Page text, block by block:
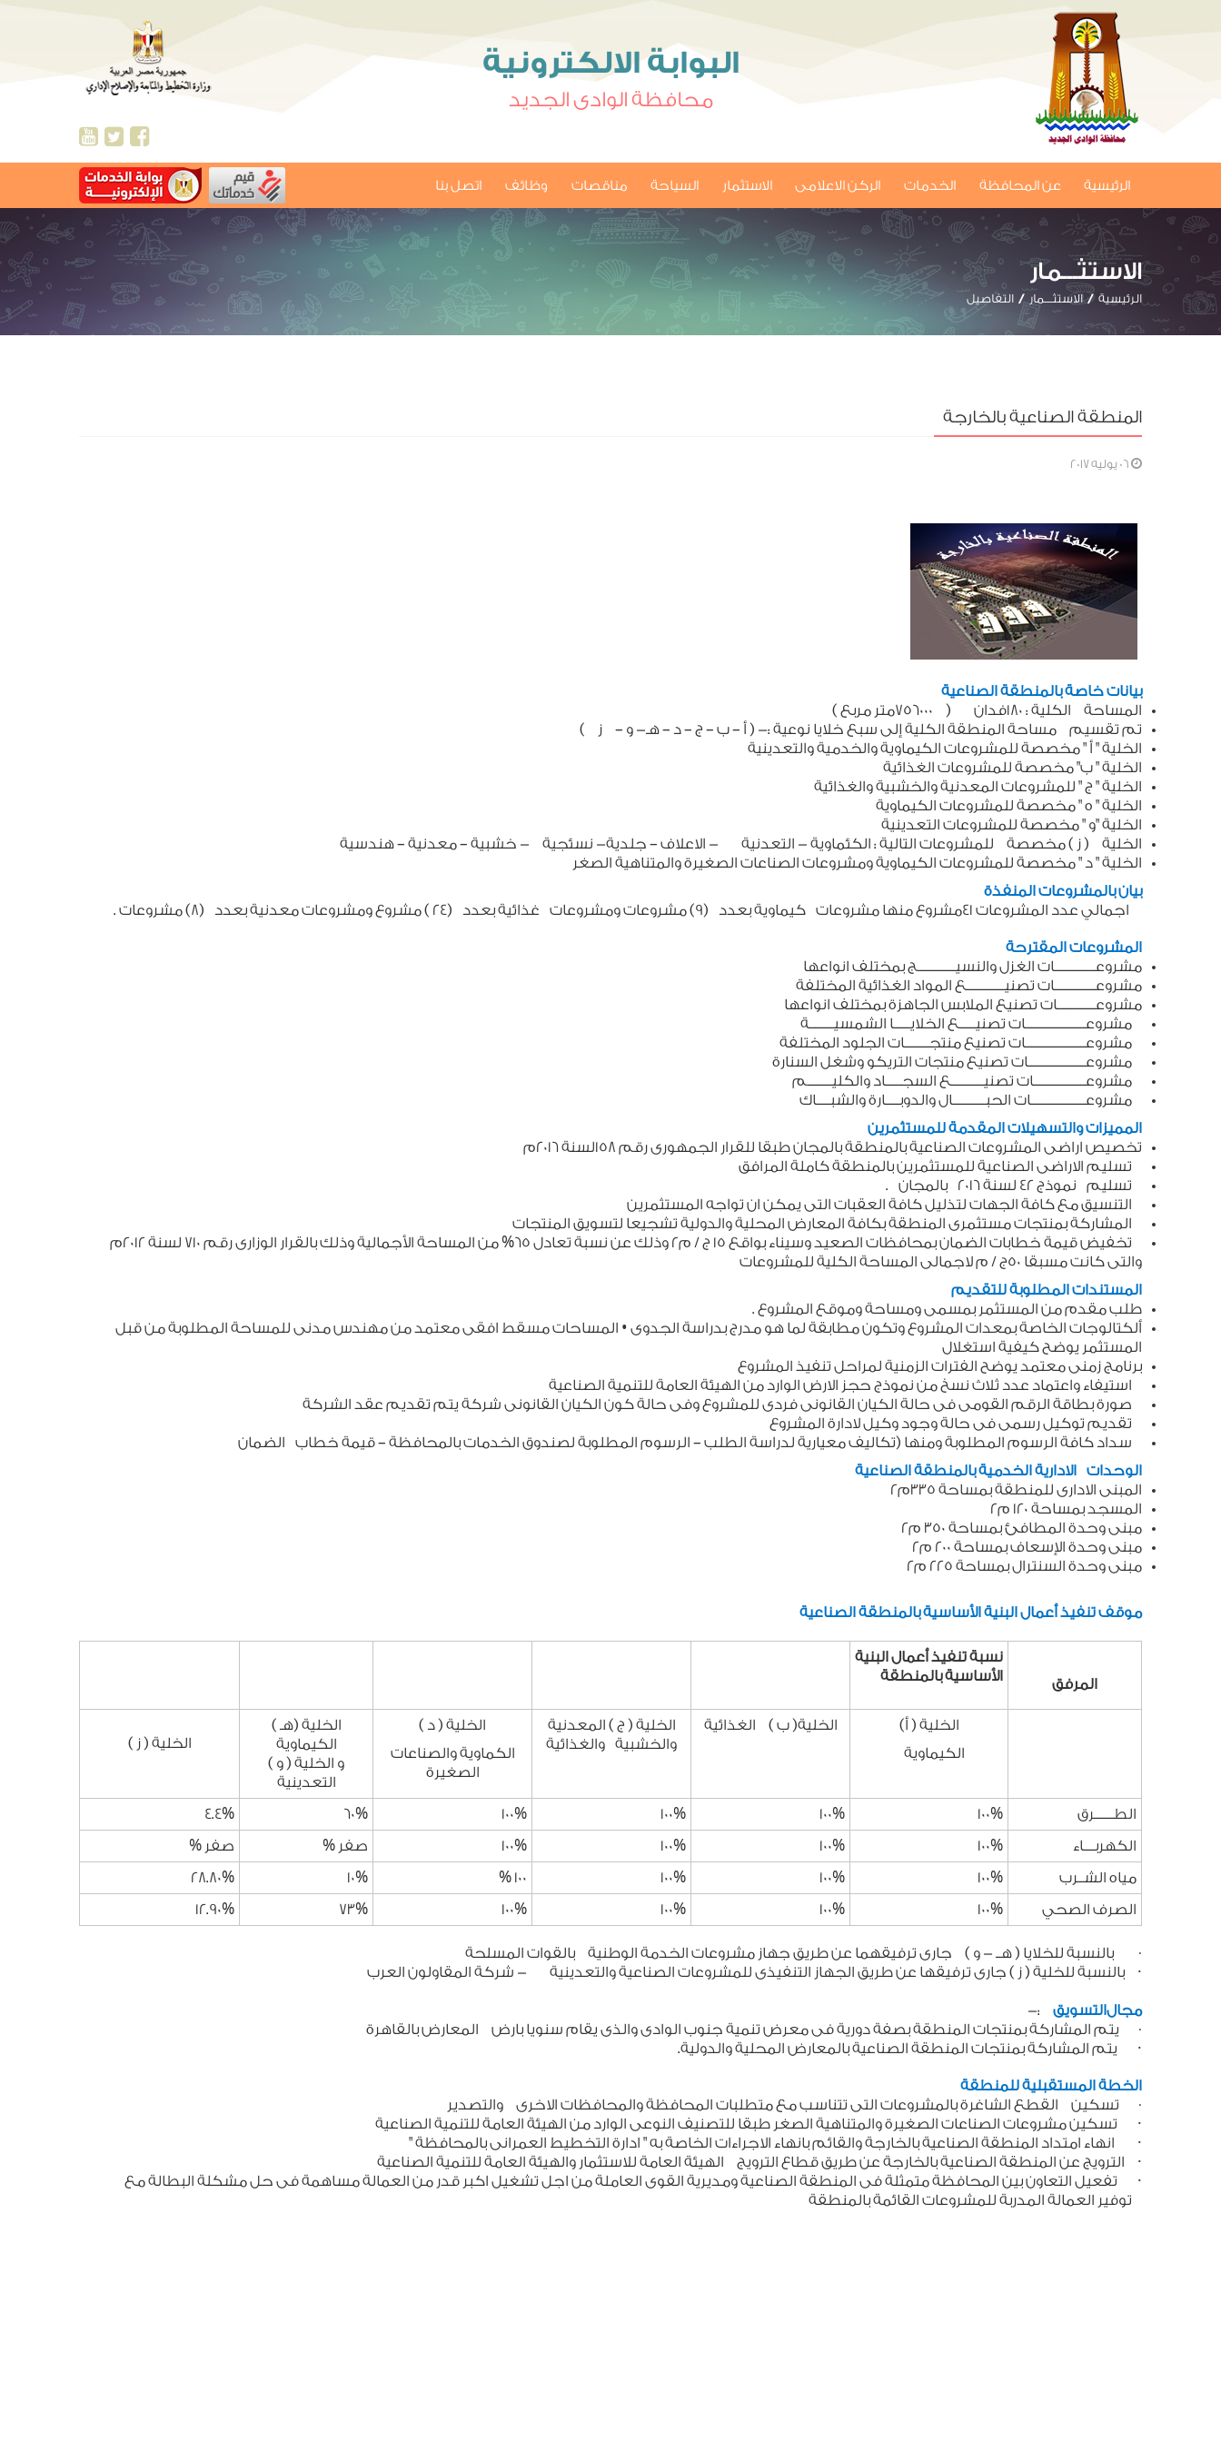
البوابة الالكترونية
محافظة الوادى الجديد
الرئيسية عن المحافظة الخدمات الركن الاعلامى الاستثمار السياحة مناقصات وظائف اتصل بنا
الاستثـــمار
الرئيسية الاستثـــمار التفاصيل
المنطقة الصناعية بالخارجة
بيانات خاصة بالمنطقة الصناعية
المساحة الكلية : 180فدان ( 756000متر مربع )
تم تقسيم مساحة المنطقة الكلية إلى سبع خلايا نوعية :- ( أ – ب – ج – د – هـ- و – ز )
الخلية " أ " مخصصة للمشروعات الكيماوية والخدمية والتعدينية
الخلية " ب" مخصصة للمشروعات الغذائية
الخلية " ج " للمشروعات المعدنية والخشبية والغذائية
الخلية " ه " مخصصة للمشروعات الكيماوية
الخلية "و " مخصصة للمشروعات التعدينية
الخلية ( ز ) مخصصة للمشروعات التالية : الكئماوية - التعدنية - الاعلاف – جلدية- نسئجية - خشبية – معدنية – هندسية
الخلية " د " مخصصة للمشروعات الكيماوية ومشروعات الصناعات الصغيرة والمتناهية الصغر
بيان بالمشروعات المنفذة
اجمالي عدد المشروعات 41مشروع منها مشروعات كيماوية بعدد (9) مشروعات ومشروعات غذائية بعدد (24 ) مشروع ومشروعات معدنية بعدد (8) مشروعات .
المشروعات المقترحة
مشروعـــــــــــــــات الغزل والنسيــــــــــــــج بمختلف انواعها
مشروعـــــــــــــــات تصنيــــــــــــــع المواد الغذائية المختلفة
مشروعــــــــــــــات تصنيع الملابس الجاهزة بمختلف انواعها
مشروعــــــــــــــــــــــات تصنيــــــع الخلايــــــا الشمسيـــــــــة
مشروعــــــــــــــــــــــات تصنيع منتجـــــــــات الجلود المختلفة
مشروعـــــــــــــــــــــات تصنيع منتجات التريكو وشغل السنارة
مشروعـــــــــــــــــــات تصنيــــــــــــع السجــــــاد والكليـــــــــم
مشروعــــــــــــــــــــات الحبــــــــــــال والدوبـــــارة والشبـــــاك
المميزات والتسهيلات المقدمة للمستثمرين
تخصيص اراضى المشروعات الصناعية بالمنطقة بالمجان طبقا للقرار الجمهورى رقم 158لسنة 2016م
تسليم الاراضى الصناعية للمستثمرين بالمنطقة كاملة المرافق
تسليم نموذج 42 لسنة 2016 بالمجان .
التنسيق مع كافة الجهات لتذليل كافة العقبات التى يمكن ان تواجه المستثمرين
المشاركة بمنتجات مستثمرى المنطقة بكافة المعارض المحلية والدولية تشجيعا لتسويق المنتجات
تخفيض قيمة خطابات الضمان بمحافظات الصعيد وسيناء بواقع 15 ج / م2 وذلك عن نسبة تعادل 65% من المساحة الأجمالية وذلك بالقرار الوزارى رقم 710 لسنة 2012م
والتى كانت مسبقا 50ج / م لاجمالى المساحة الكلية للمشروعات
المستندات المطلوبة للتقديم
طلب مقدم من المستثمر بمسمى ومساحة وموقع المشروع .
ألكتالوجات الخاصة بمعدات المشروع وتكون مطابقة لما هو مدرج بدراسة الجدوى • المساحات مسقط افقى معتمد من مهندس مدنى للمساحة المطلوبة من قبل
المستثمر يوضح كيفية استغلال
برنامج زمنى معتمد يوضح الفترات الزمنية لمراحل تنفيذ المشروع
استيفاء واعتماد عدد ثلاث نسخ من نموذج حجز الارض الوارد من الهيئة العامة للتنمية الصناعية
صورة بطاقة الرقم القومى فى حالة الكيان القانونى فردى للمشروع وفى حالة كون الكيان القانونى شركة يتم تقديم عقد الشركة
تقديم توكيل رسمى فى حالة وجود وكيل لادارة المشروع
سداد كافة الرسوم المطلوبة ومنها (تكاليف معيارية لدراسة الطلب – الرسوم المطلوبة لصندوق الخدمات بالمحافظة – قيمة خطاب الضمان
الوحدات الادارية الخدمية بالمنطقة الصناعية
المبنى الادارى للمنطقة بمساحة 335م2
المسجد بمساحة 120 م2
مبنى وحدة المطافئ بمساحة 350 م2
مبنى وحدة الإسعاف بمساحة 200 م2
مبنى وحدة السنترال بمساحة 225 م2
موقف تنفيذ أعمال البنية الأساسية بالمنطقة الصناعية
المرفق
نسبة تنفيذ أعمال البنية
الأساسية بالمنطقة
الخلية ( أ)
الكيماوية
الخلية( ب ) الغذائية
الخلية ( ج ) المعدنية
والخشبية والغذائية
الخلية ( د )
الكماوية والصناعات
الصغيرة
الخلية (هـ )
الكيماوية
و الخلية ( و )
التعدينية
الخلية ( ز )
الطـــــــرق 100%
100%
100%
100%
60%
4.4%
الكهربــــاء
100%
100%
100%
100% صفر %
صفر %
مياه الشــرب
100%
100%
100%
100 %
10%
28.80%
الصرف الصحي
100%
100%
100%
100%
73%
12.90%
· بالنسبة للخلايا ( هــ - و ) جارى ترفيقهما عن طريق جهاز مشروعات الخدمة الوطنية
بالقوات المسلحة
· بالنسبة للخلية ( ز ) جارى ترفيقها عن طريق الجهاز التنفيذى للمشروعات الصناعية والتعدينية - شركة المقاولون العرب
مجال التسويق :-
·
يتم المشاركة بمنتجات المنطقة بصفة دورية فى معرض تنمية جنوب الوادى والذى يقام سنويا بارض المعارض بالقاهرة
· يتم المشاركة بمنتجات المنطقة الصناعية بالمعارض المحلية والدولية.
الخطة المستقبليةللمنطقة
·
تسكين القطع الشاغرة بالمشروعات التى تتناسب مع متطلبات المحافظة والمحافظات الاخرى والتصدير
· تسكين مشروعات الصناعات الصغيرة والمتناهية الصغر طبقا للتصنيف النوعى الوارد من الهيئة العامة للتنمية الصناعية
· انهاء امتداد المنطقة الصناعية بالخارجة والقائم بانهاء الاجراءات الخاصة به " ادارة التخطيط العمرانى بالمحافظة "
· الترويج عن المنطقة الصناعية بالخارجة عن طريق قطاع الترويج الهيئة العامة للاستثمار والهيئة العامة للتنمية الصناعية
· تفعيل التعاون بين المحافظة متمثلة فى المنطقة الصناعية ومديرية القوى العاملة من اجل تشغيل اكبر قدر من العمالة مساهمة فى حل مشكلة البطالة مع
توفير العمالة المدربة للمشروعات القائمة بالمنطقة